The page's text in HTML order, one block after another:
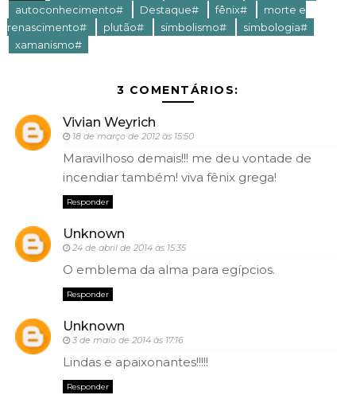
autoconhecimento#
Destaque# fênix#
morte e
renascimento#
plutão# simbolismo#
simbologia#
xamanismo#
3 COMENTÁRIOS:
Vivian Weyrich
18 de março de 2012 às 15:50
Maravilhoso demais!!! me deu vontade de
incendiar também! viva fênix grega!
Responder
Unknown
24 de abril de 2014 às 15:35
O emblema da alma para egípcios.
Responder
Unknown
3 de maio de 2014 às 17:16
Lindas e apaixonantes!!!!!
Responder